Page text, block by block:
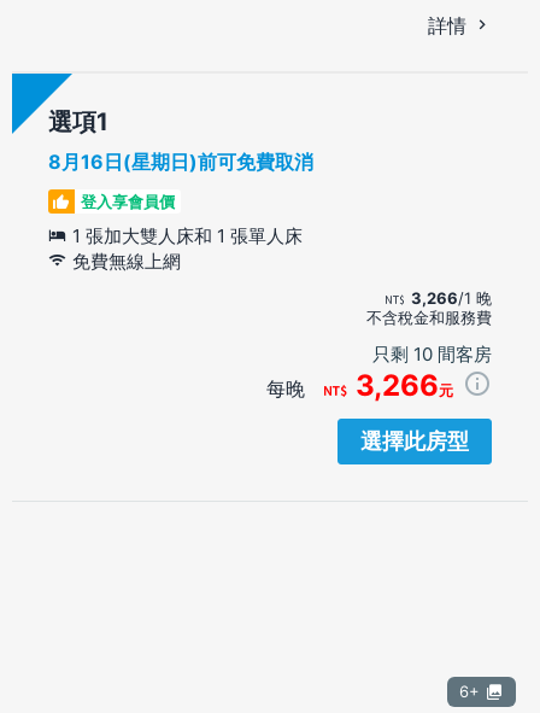
詳情
選項
8月16日(星期日)前可免費取消
登入享會員價
1 張加大雙人床和 1 張單人床
免費無線上網
3,266/1 晚
不含稅金和服務費
只剩 10 間客房
每晚 3,266元
選擇此房型
6+